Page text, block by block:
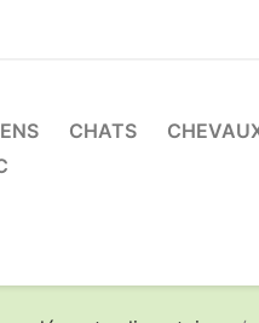
CHATS